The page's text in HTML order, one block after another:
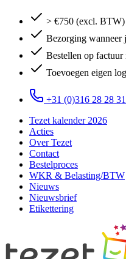
> €750 (excl.
Bezorging wanneer
Bestellen op
Toevoegen eigen
+31 (0)316 28 28 31
Tezet kalender 2026
Acties
Over Tezet
Contact
Bestelproces
WKR & Belasting/BTW
Nieuws
Nieuwsbrief
Etikettering